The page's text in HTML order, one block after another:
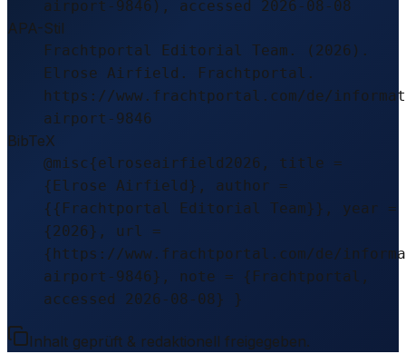
airport-9846), accessed 2026-08-08
APA-Stil
Frachtportal Editorial Team. (2026).
Elrose Airfield. Frachtportal.
https://www.frachtportal.com/de/
airport-9846
BibTeX
@misc{elroseairfield2026, title =
{Elrose Airfield}, author =
{{Frachtportal Editorial Team}}, year =
{2026}, url =
{https://www.frachtportal.com/de/
airport-9846}, note = {Frachtportal,
accessed 2026-08-08} }
Inhalt geprüft & redaktionell freigegeben.